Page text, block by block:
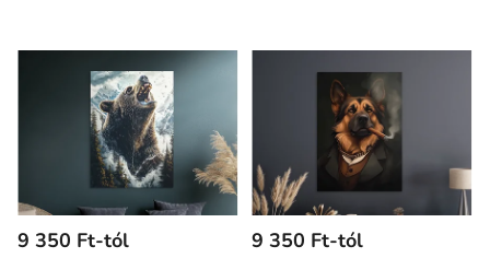
9 350 Ft-tól 9 350 Ft-tól